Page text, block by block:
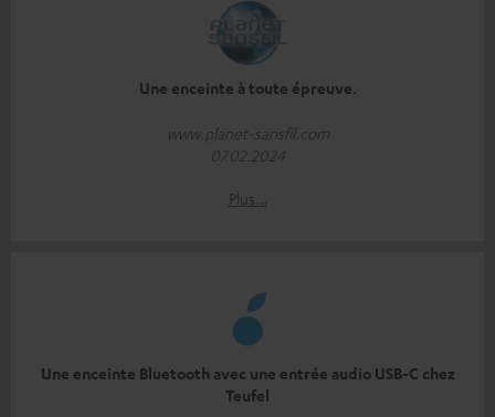
Une enceinte à toute épreuve.
www.planet-sansfil.com
07.02.2024
Plus…
Une enceinte Bluetooth avec une entrée audio USB-C chez
Teufel